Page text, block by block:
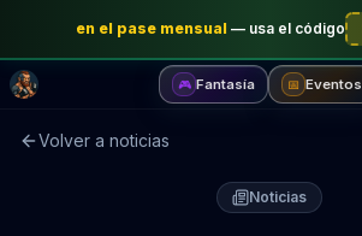
en el pase mensual — usa el código
🎮 Fantasía 📅 Eventos
Volver a noticias
Noticias